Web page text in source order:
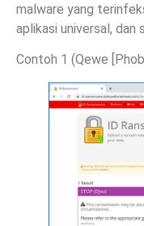
malware yang
aplikasi universal, dan
Contoh 1 (Qewe